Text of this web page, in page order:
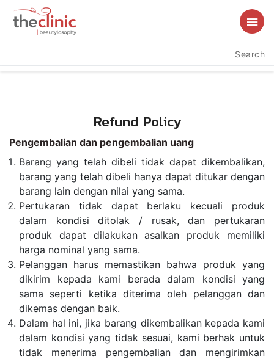
Search
Refund Policy
Pengembalian dan pengembalian uang
Barang yang telah dibeli tidak dapat dikembalikan,
barang yang telah dibeli hanya dapat ditukar dengan
barang lain dengan nilai yang sama.
Pertukaran tidak dapat berlaku kecuali produk
dalam kondisi ditolak / rusak, dan pertukaran
produk dapat dilakukan asalkan produk memiliki
harga nominal yang sama.
Pelanggan harus memastikan bahwa produk yang
dikirim kepada kami berada dalam kondisi yang
sama seperti ketika diterima oleh pelanggan dan
dikemas dengan baik.
Dalam hal ini, jika barang dikembalikan kepada kami
dalam kondisi yang tidak sesuai, kami berhak untuk
tidak menerima pengembalian dan mengirimkan